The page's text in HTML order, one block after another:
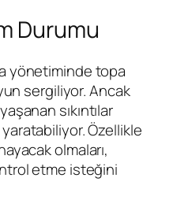
Durumu
yönetiminde topa
sergiliyor. Ancak
sıkıntılar
Özellikle
olmaları,
etme isteğini